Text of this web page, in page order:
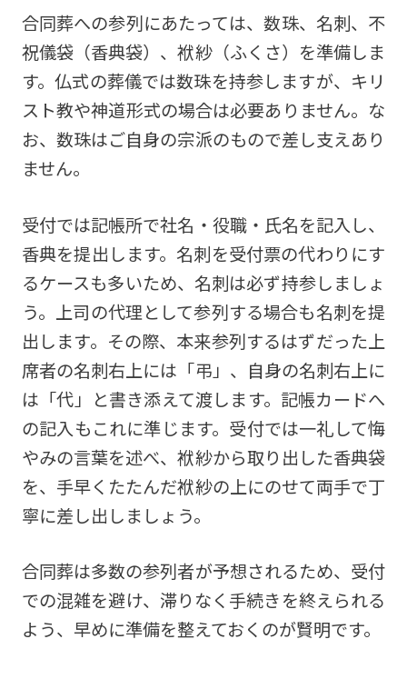
合同葬への参列にあたっては、数珠、名刺、不
祝儀袋（香典袋）、袱紗（ふくさ）を準備しま
す。仏式の葬儀では数珠を持参しますが、キリ
スト教や神道形式の場合は必要ありません。な
お、数珠はご自身の宗派のもので差し支えあり
ません。
受付では記帳所で社名・役職・氏名を記入し、
香典を提出します。名刺を受付票の代わりにす
るケースも多いため、名刺は必ず持参しましょ
う。上司の代理として参列する場合も名刺を提
出します。その際、本来参列するはずだった上
席者の名刺右上には「弔」、自身の名刺右上に
は「代」と書き添えて渡します。記帳カードへ
の記入もこれに準じます。受付では一礼して悔
やみの言葉を述べ、袱紗から取り出した香典袋
を、手早くたたんだ袱紗の上にのせて両手で丁
寧に差し出しましょう。
合同葬は多数の参列者が予想されるため、受付
での混雑を避け、滞りなく手続きを終えられる
よう、早めに準備を整えておくのが賢明です。